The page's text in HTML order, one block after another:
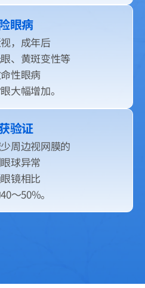
眼病
，成年后
、黄斑变性等
性眼病
大幅增加。
验证
周边视网膜的
球异常
镜相比
～50%。